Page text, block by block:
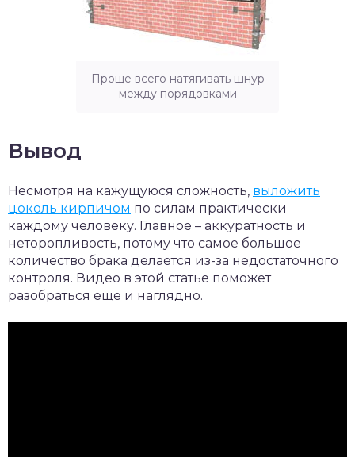
Проще всего натягивать шнур
между порядовками
Вывод
Несмотря на кажущуюся сложность, выложить
цоколь кирпичом по силам практически
каждому человеку. Главное – аккуратность и
неторопливость, потому что самое большое
количество брака делается из-за недостаточного
контроля. Видео в этой статье поможет
разобраться еще и наглядно.